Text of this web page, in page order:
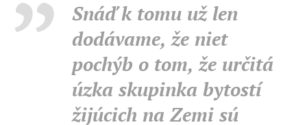
Snáď k tomu už len
dodávame, že niet
pochýb o tom, že určitá
úzka skupinka bytostí
žijúcich na Zemi sú